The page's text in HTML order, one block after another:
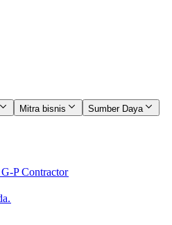
Mitra bisnis​​
Sumber Daya​​
P Contractor​​